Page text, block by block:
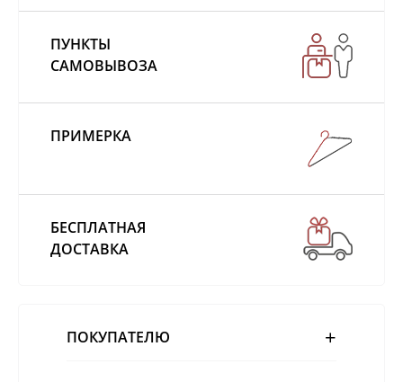
ПУНКТЫ
САМОВЫВОЗА
ПРИМЕРКА
БЕСПЛАТНАЯ
ДОСТАВКА
ПОКУПАТЕЛЮ